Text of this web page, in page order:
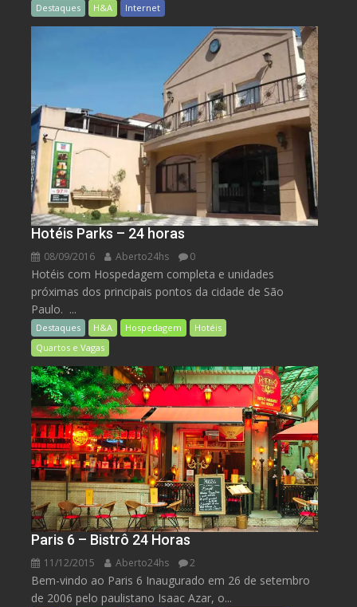
Destaques H&A Internet
Hotéis Parks – 24 horas
08/09/2016 Aberto24hs 0
Hotéis com Hospedagem completa e unidades
próximas dos principais pontos da cidade de São
Paulo. ...
Destaques H&A Hospedagem
Hotéis
Quartos e Vagas
Paris 6 – Bistrô 24 Horas
11/12/2015 Aberto24hs 2
Bem-vindo ao Paris 6 Inaugurado em 26 de setembro
de 2006 pelo paulistano Isaac Azar, o...